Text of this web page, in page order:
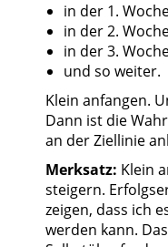
in der 1.
in der 2.
in der 3.
und so weiter.
Klein anfangen.
Dann ist die
an der Ziellinie
Merksatz: Klein
steigern.
zeigen, dass ich
werden kann.